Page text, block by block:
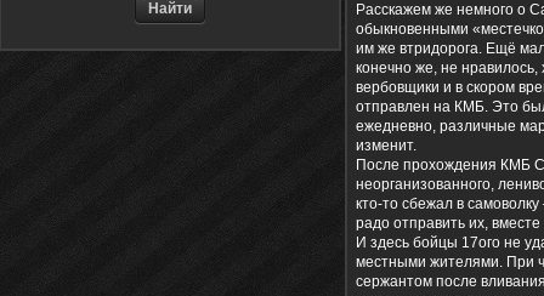
Расскажем же немного о
обыкновенными
им же втридорога. Ещё
конечно же, не
вербовщики и в скором
отправлен на КМБ. Это
ежедневно, различные
изменит.
После прохождения КМБ
неорганизованного,
кто-то сбежал в
радо отправить их,
И здесь бойцы 17ого не
местными жителями. При
сержантом после